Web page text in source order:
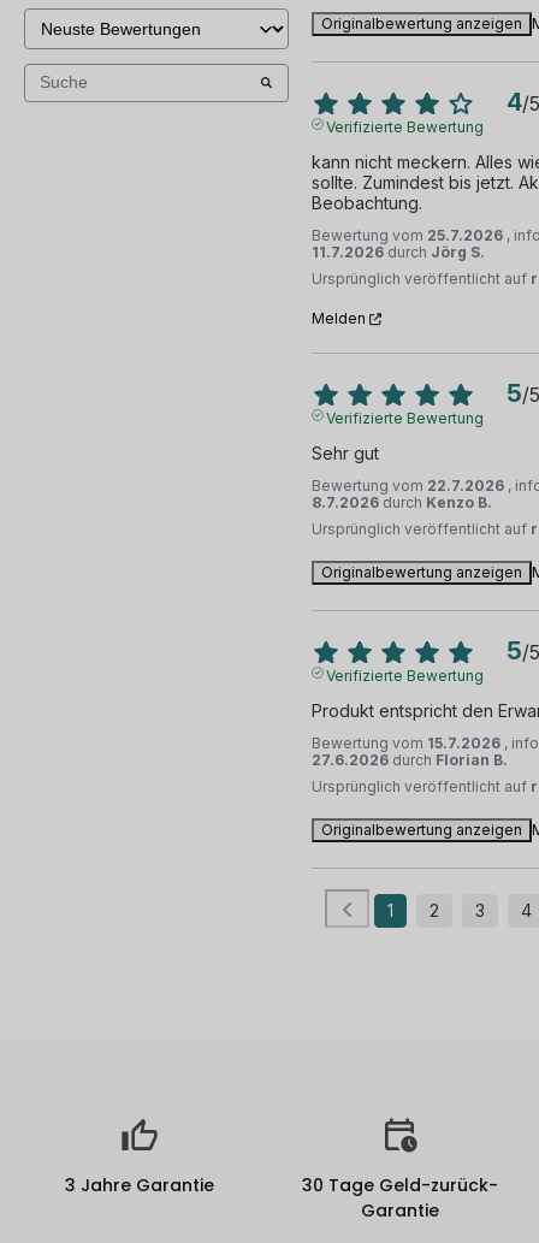
Originalbewertung anzeigen
4/5
Verifizierte Bewertung
kann nicht meckern. Alles
sollte. Zumindest bis jetzt.
Beobachtung.
Bewertung vom 25.7.2026 ,
11.7.2026 durch Jörg S.
Ursprünglich veröffentlicht auf
Melden
5/5
Verifizierte Bewertung
Sehr gut
Bewertung vom 22.7.2026 ,
8.7.2026 durch Kenzo B.
Ursprünglich veröffentlicht auf
Originalbewertung anzeigen
5/5
Verifizierte Bewertung
Produkt entspricht den
Bewertung vom 15.7.2026 ,
27.6.2026 durch Florian B.
Ursprünglich veröffentlicht auf
Originalbewertung anzeigen
1 2 3 4
3 Jahre Garantie
30 Tage Geld-zurück-
Garantie